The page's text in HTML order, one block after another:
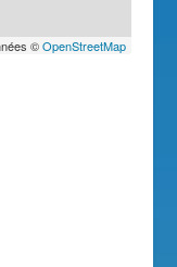
©OpenStreetMap